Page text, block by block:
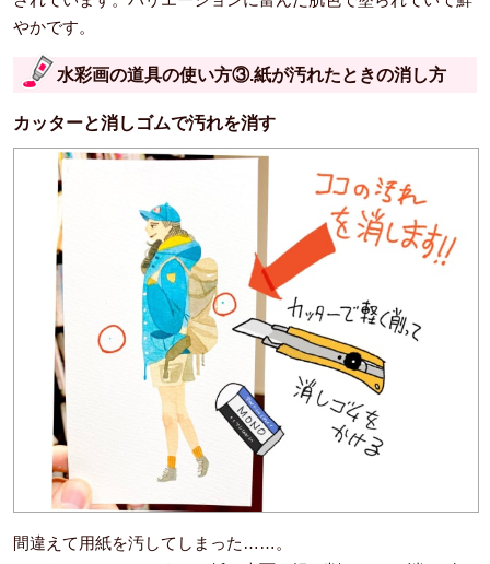
やかです。
水彩画の道具の使い方③.紙が汚れたときの消し方
カッターと消しゴムで汚れを消す
間違えて用紙を汚してしまった……。